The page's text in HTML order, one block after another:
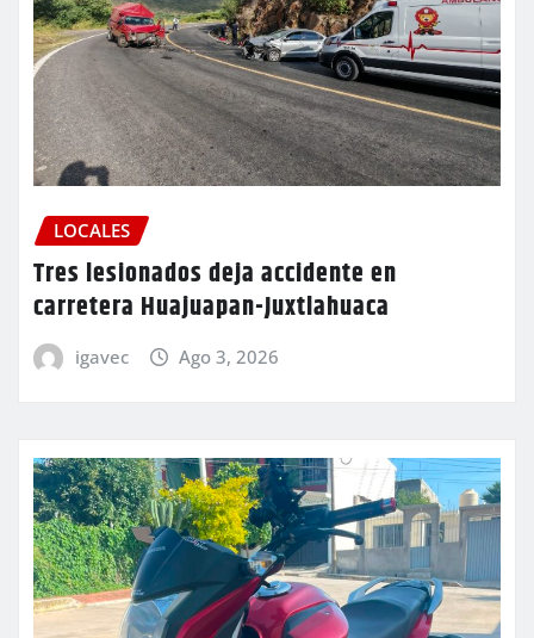
LOCALES
Tres lesionados deja accidente en
carretera Huajuapan-Juxtlahuaca
igavec Ago 3, 2026